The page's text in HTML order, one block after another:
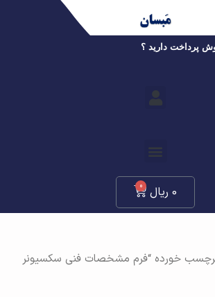
پرداخت دارید ؟
0 ریال 0
خورده “فرم مشخصات فنی سکسیونر